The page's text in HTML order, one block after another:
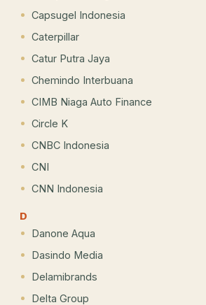
Capsugel Indonesia
Caterpillar
Catur Putra Jaya
Chemindo Interbuana
CIMB Niaga Auto Finance
Circle K
CNBC Indonesia
CNI
CNN Indonesia
D
Danone Aqua
Dasindo Media
Delamibrands
Delta Group